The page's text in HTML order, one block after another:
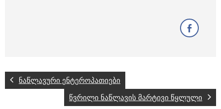
ნაწლავური ენტეროპათიები
წვრილი ნაწლავის მარტივი წყლული